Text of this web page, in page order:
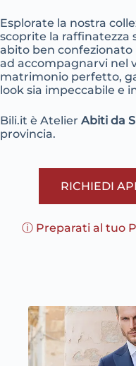
Esplorate la nostra
scoprite la raffinatezza
abito ben
ad accompagnarvi nel
matrimonio perfetto,
look sia impeccabile e
Bili.it è Atelier Abiti da
provincia.
RICHIEDI
ⓘ Preparati al tuo